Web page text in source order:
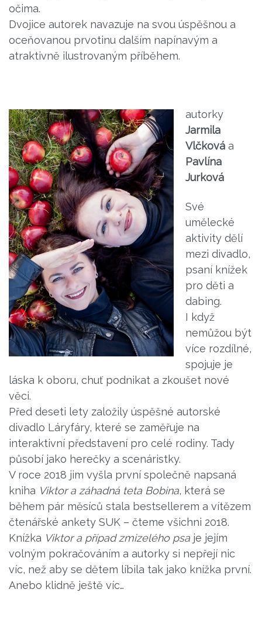
očima.
Dvojice autorek navazuje na svou úspěšnou a
oceňovanou prvotinu dalším napínavým a
atraktivně ilustrovaným příběhem.
autorky
Jarmila
Vlčková a
Pavlína
Jurková
Své
umělecké
aktivity dělí
mezi divadlo,
psaní knížek
pro děti a
dabing.
I když
nemůžou být
více rozdílné,
spojuje je
láska k oboru, chuť podnikat a zkoušet nové
věci.
Před deseti lety založily úspěšné autorské
divadlo Láryfáry, které se zaměřuje na
interaktivní představení pro celé rodiny. Tady
působí jako herečky a scenáristky.
V roce 2018 jim vyšla první společně napsaná
kniha Viktor a záhadná teta Bobina, která se
během pár měsíců stala bestsellerem a vítězem
čtenářské ankety SUK – čteme všichni 2018.
Knížka Viktor a případ zmizelého psa je jejím
volným pokračováním a autorky si nepřejí nic
víc, než aby se dětem líbila tak jako knížka první.
Anebo klidně ještě víc…